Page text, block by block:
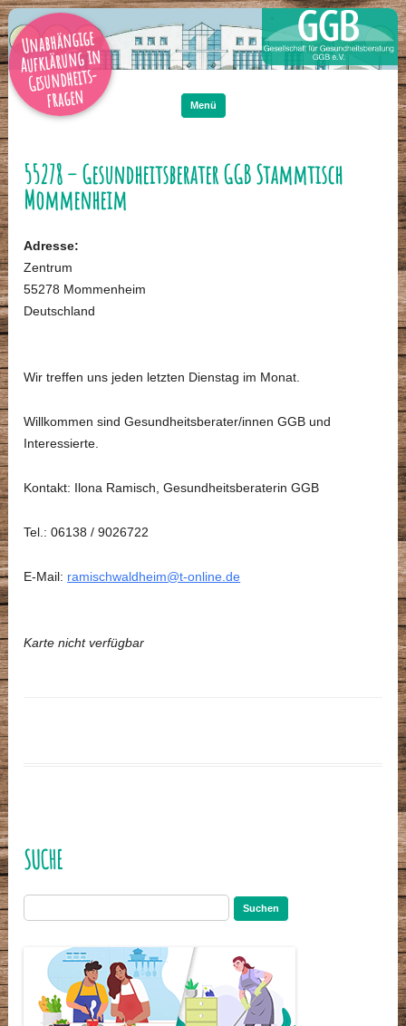
Unabhängige
Aufklärung in
Gesundheits-
fragen Menü
55278 – Gesundheitsberater GGB Stammtisch
Mommenheim
Adresse:
Zentrum
55278 Mommenheim
Deutschland
Wir treffen uns jeden letzten Dienstag im Monat.
Willkommen sind Gesundheitsberater/innen GGB und
Interessierte.
Kontakt: Ilona Ramisch, Gesundheitsberaterin GGB
Tel.: 06138 / 9026722
E-Mail: ramischwaldheim@t-online.de
Karte nicht verfügbar
SUCHE
nach: